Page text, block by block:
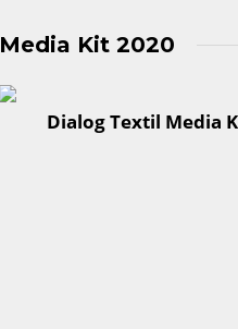
Media Kit 2020
Dialog Textil Media